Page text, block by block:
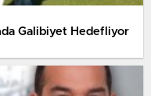
Galibiyet Hedefliyor